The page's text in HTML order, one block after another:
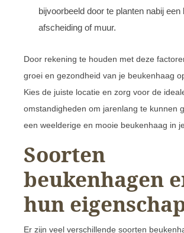
bijvoorbeeld door te planten nabij een
afscheiding of muur.
Door rekening te houden met deze
groei en gezondheid van je beukenhaag
Kies de juiste locatie en zorg voor de
omstandigheden om jarenlang te kunnen
een weelderige en mooie beukenhaag in
Soorten
beukenhagen
hun
Er zijn veel verschillende soorten